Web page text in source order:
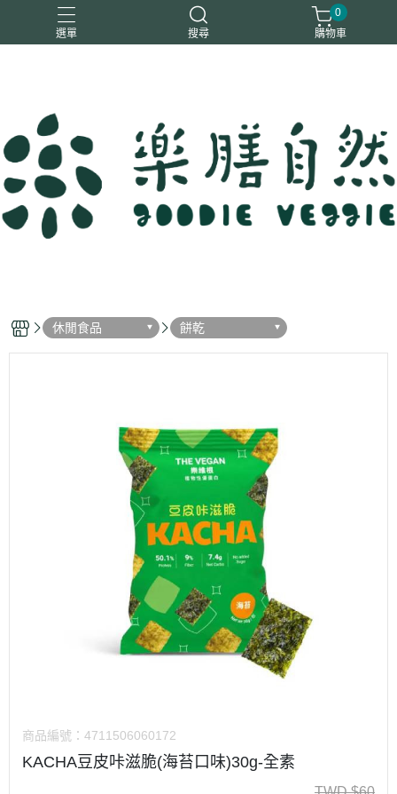
選單 搜尋
一樂鶴
0
購物車
休閒食品 餅乾
商品編號： 4711506060172
KACHA豆皮咔滋脆(海苔口味)30g-全素